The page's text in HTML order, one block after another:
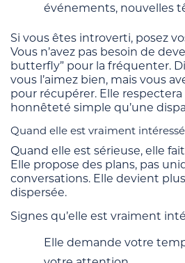
événements, nouvelles
Si vous êtes introverti, posez
Vous n’avez pas besoin de
butterfly” pour la fréquenter.
vous l’aimez bien, mais vous
pour récupérer. Elle
honnêteté simple qu’une
Quand elle est vraiment
Quand elle est sérieuse, elle
Elle propose des plans, pas
conversations. Elle devient
dispersée.
Signes qu’elle est vraiment
Elle demande votre